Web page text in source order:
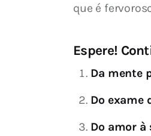
que é
Espere!
Da mente
Do exame
Do amor à